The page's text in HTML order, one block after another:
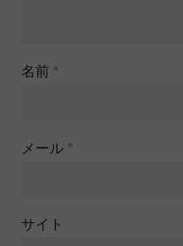
名前 *
メール *
サイト